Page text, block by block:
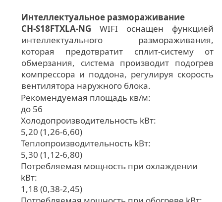
Интеллектуальное размораживание
CH-S18FTXLA-NG WIFI оснащен функцией
интеллектуального размораживания,
которая предотвратит сплит-систему от
обмерзания, система производит подогрев
компрессора и поддона, регулируя скорость
вентилятора наружного блока.
Рекомендуемая площадь кв/м:
до 56
Холодопроизводительность kВт:
5,20 (1,26-6,60)
Теплопроизводительность kВт:
5,30 (1,12-6,80)
Потребляемая мощность при охлаждении
kВт:
1,18 (0,38-2,45)